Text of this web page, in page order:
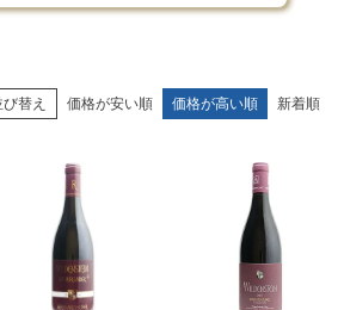
替え 価格が安い順 価格が高い順 新着順